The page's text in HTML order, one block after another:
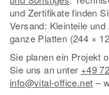
und Zertifikate finden
Versand: Kleinteile
ganze Platten (244 ×
Sie planen ein Projekt
Sie uns an unter +49
info@vital-office.net –